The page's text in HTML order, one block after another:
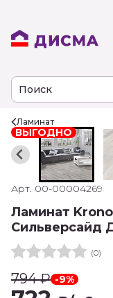
Ламинат
ВЫГОДНО
Арт. 00-00004269
Ламинат
Сильверсайд
(0)
794₽ -9%